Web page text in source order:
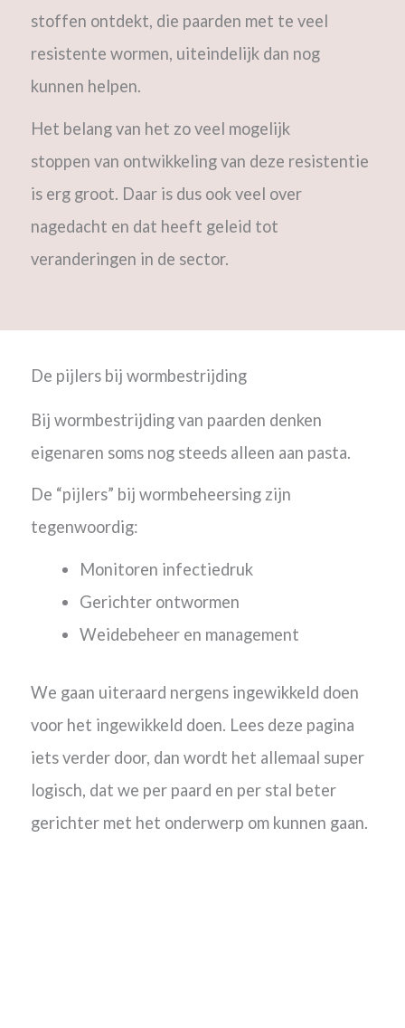
stoffen ontdekt, die paarden met te veel
resistente wormen, uiteindelijk dan nog
kunnen helpen.
Het belang van het zo veel mogelijk
stoppen van ontwikkeling van deze resistentie
is erg groot. Daar is dus ook veel over
nagedacht en dat heeft geleid tot
veranderingen in de sector.
De pijlers bij wormbestrijding
Bij wormbestrijding van paarden denken
eigenaren soms nog steeds alleen aan pasta.
De “pijlers” bij wormbeheersing zijn
tegenwoordig:
Monitoren infectiedruk
Gerichter ontwormen
Weidebeheer en management
We gaan uiteraard nergens ingewikkeld doen
voor het ingewikkeld doen. Lees deze pagina
iets verder door, dan wordt het allemaal super
logisch, dat we per paard en per stal beter
gerichter met het onderwerp om kunnen gaan.